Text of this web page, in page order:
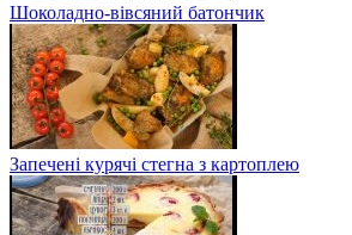
Шоколадно-вівсяний батончик
Запечені курячі стегна з картоплею